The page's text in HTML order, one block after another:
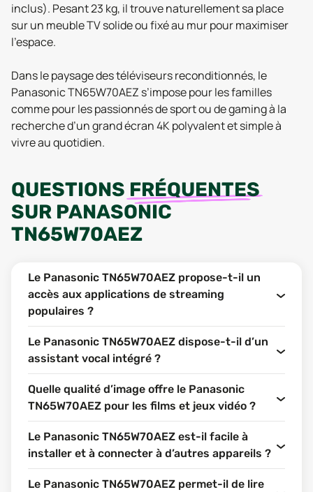
inclus). Pesant 23 kg, il trouve naturellement sa place
sur un meuble TV solide ou fixé au mur pour maximiser
l’espace.
Dans le paysage des téléviseurs reconditionnés, le
Panasonic TN65W70AEZ s’impose pour les familles
comme pour les passionnés de sport ou de gaming à la
recherche d’un grand écran 4K polyvalent et simple à
vivre au quotidien.
QUESTIONS FRÉQUENTES
SUR PANASONIC
TN65W70AEZ
Le Panasonic TN65W70AEZ propose-t-il un
accès aux applications de streaming
populaires ?
Le Panasonic TN65W70AEZ dispose-t-il d’un
assistant vocal intégré ?
Quelle qualité d’image offre le Panasonic
TN65W70AEZ pour les films et jeux vidéo ?
Le Panasonic TN65W70AEZ est-il facile à
installer et à connecter à d’autres appareils ?
Le Panasonic TN65W70AEZ permet-il de lire